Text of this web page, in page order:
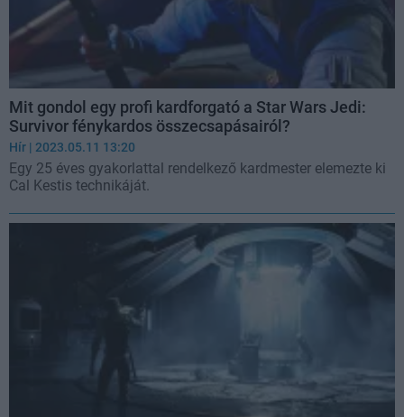
Mit gondol egy profi kardforgató a Star Wars Jedi:
Survivor fénykardos összecsapásairól?
Hír | 2023.05.11 13:20
Egy 25 éves gyakorlattal rendelkező kardmester elemezte ki
Cal Kestis technikáját.